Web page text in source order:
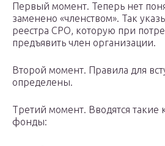
Первый момент. Теперь нет
заменено «членством». Так
реестра СРО, которую при
предъявить член организации.
Второй момент. Правила для
определены.
Третий момент. Вводятся
фонды: